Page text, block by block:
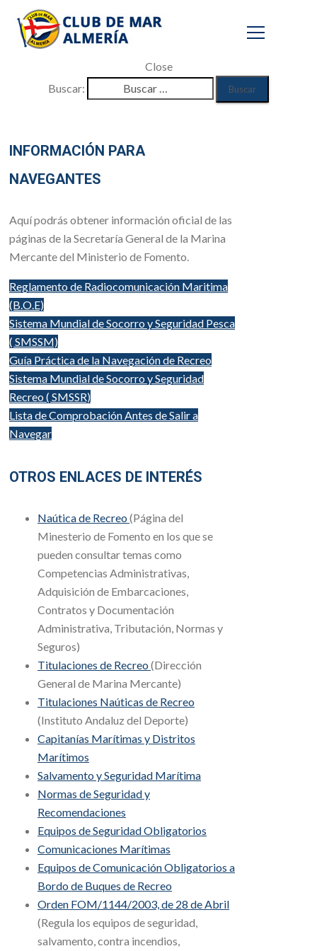
Close
Buscar:
Inicio
Navegantes
INFORMACIÓN PARA
NAVEGANTES
Aquí podrás obtener información oficial de las
páginas de la Secretaría General de la Marina
Mercante del Ministerio de Fomento.
Reglamento de Radiocomunicación Maritima
(B.O.E)
Sistema Mundial de Socorro y Seguridad Pesca
( SMSSM)
Guía Práctica de la Navegación de Recreo
Sistema Mundial de Socorro y Seguridad
Recreo ( SMSSR)
Lista de Comprobación Antes de Salir a
Navegar
OTROS ENLACES DE INTERÉS
Naútica de Recreo(Página del
Minesterio de Fomento en los que se
pueden consultar temas como
Competencias Administrativas,
Adquisición de Embarcaciones,
Contratos y Documentación
Administrativa, Tributación, Normas y
Seguros)
Titulaciones de Recreo(Dirección
General de Marina Mercante)
Titulaciones Naúticas de Recreo
(Instituto Andaluz del Deporte)
Capitanías Marítimas y Distritos
Marítimos
Salvamento y Seguridad Marítima
Normas de Seguridad y
Recomendaciones
Equipos de Seguridad Obligatorios
Comunicaciones Marítimas
Equipos de Comunicación Obligatorios a
Bordo de Buques de Recreo
Orden FOM/1144/2003, de 28 de Abril
(Regula los equipos de seguridad,
salvamento, contra incendios,